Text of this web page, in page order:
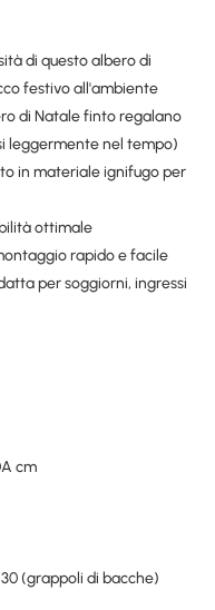
di questo albero di
festivo all'ambiente
di Natale finto regalano
leggermente nel tempo)
in materiale ignifugo per
ottimale
rapido e facile
per soggiorni, ingressi
cm
(grappoli di bacche)